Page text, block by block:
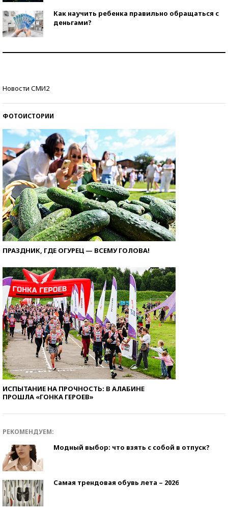
Как научить ребенка правильно обращаться с
деньгами?
Новости СМИ2
ФОТОИСТОРИИ
ПРАЗДНИК, ГДЕ ОГУРЕЦ — ВСЕМУ ГОЛОВА!
ИСПЫТАНИЕ НА ПРОЧНОСТЬ: В АЛАБИНЕ
ПРОШЛА «ГОНКА ГЕРОЕВ»
РЕКОМЕНДУЕМ:
Модный выбор: что взять с собой в отпуск?
Самая трендовая обувь лета – 2026